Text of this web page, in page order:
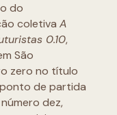
do
coletiva A
0.10,
São
zero no título
de partida
dez,